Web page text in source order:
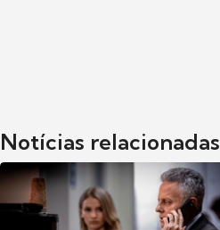
Notícias relacionadas